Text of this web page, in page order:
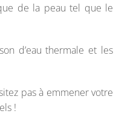
de la peau tel que le
d’eau thermale et les
pas à emmener votre
!